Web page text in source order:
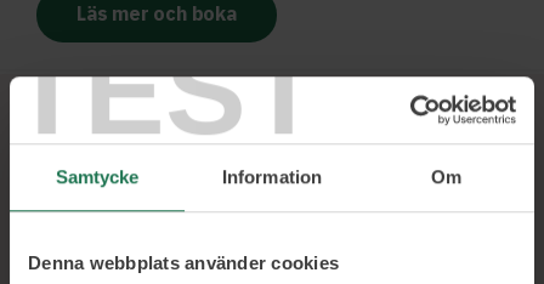
TEST
Samtycke Information Om
Denna webbplats använder cookies
Läs mer och boka